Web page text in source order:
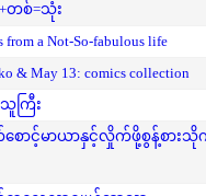
တစ်=သုံး
from a Not-So-fabulous life
& May 13: comics collection
သူကြီး
ောင့်မာယာနှင့်လှိုက်ဖို့စွန့်စားသို